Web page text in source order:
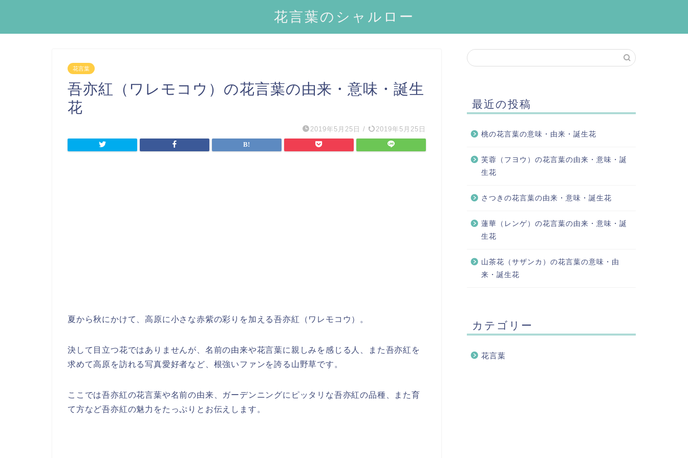
花言葉のシャルロー
花言葉
吾亦紅（ワレモコウ）の花言葉の由来・意味・誕生
花
2019年5月25日 / 2019年5月25日
夏から秋にかけて、高原に小さな赤紫の彩りを加える吾亦紅（ワレモコウ）。
決して目立つ花ではありませんが、名前の由来や花言葉に親しみを感じる人、また吾亦紅を
求めて高原を訪れる写真愛好者など、根強いファンを誇る山野草です。
ここでは吾亦紅の花言葉や名前の由来、ガーデンニングにピッタリな吾亦紅の品種、また育
て方など吾亦紅の魅力をたっぷりとお伝えします。
最近の投稿
桃の花言葉の意味・由来・誕生花
芙蓉（フヨウ）の花言葉の由来・意味・誕
生花
さつきの花言葉の由来・意味・誕生花
蓮華（レンゲ）の花言葉の由来・意味・誕
生花
山茶花（サザンカ）の花言葉の意味・由
来・誕生花
カテゴリー
花言葉